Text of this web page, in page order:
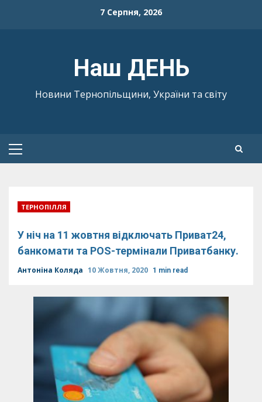
7 Серпня, 2026
Наш ДЕНЬ
Новини Тернопільщини, України та світу
Primary
ТЕРНОПІЛЛЯ
У ніч на 11 жовтня відключать Приват24,
банкомати та POS-термінали Приватбанку.
Антоніна Коляда 10 Жовтня, 2020 1 min read